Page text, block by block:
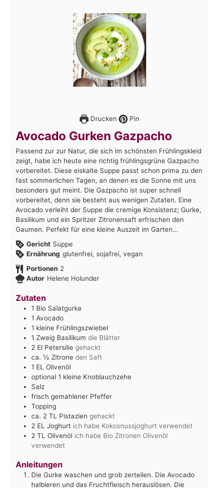
Drucken Pin
Avocado Gurken Gazpacho
Passend zur zur Natur, die sich im schönsten Frühlingskleid
zeigt, habe ich heute eine richtig frühlingsgrüne Gazpacho
vorbereitet. Diese eiskalte Suppe passt schon prima zu den
fast sommerlichen Tagen, an denen es die Sonne mit uns
besonders gut meint. Die Gazpacho ist super schnell
vorbereitet, denn sie besteht aus wenigen Zutaten. Eine
Avocado verleiht der Suppe die cremige Konsistenz; Gurke,
Basilikum und ein Spritzer Zitronensaft erfrischen den
Gaumen. Perfekt für eine kleine Auszeit im Garten...
Gericht Suppe
Ernährung glutenfrei, sojafrei, vegan
Portionen 2
Autor Helene Holunder
Zutaten
1 Bio Salatgurke
1 Avocado
1 kleine Frühlingszwiebel
1 Zweig Basilikum die Blätter
2 El Petersilie gehackt
ca. ½Zitrone den Saft
1 EL Olivenöl
optional 1 kleine Knoblauchzehe
Salz
frisch gemahlener Pfeffer
Topping
ca. 2 TL Pistazien gehackt
2 EL Joghurt ich habe Kokosnussjoghurt verwendet
2 TL Olivenöl ich habe Bio Zitronen Olivenöl
verwendet
Anleitungen
Die Gurke waschen und grob zerteilen. Die Avocado
halbieren und das Fruchtfleisch herauslösen. Die